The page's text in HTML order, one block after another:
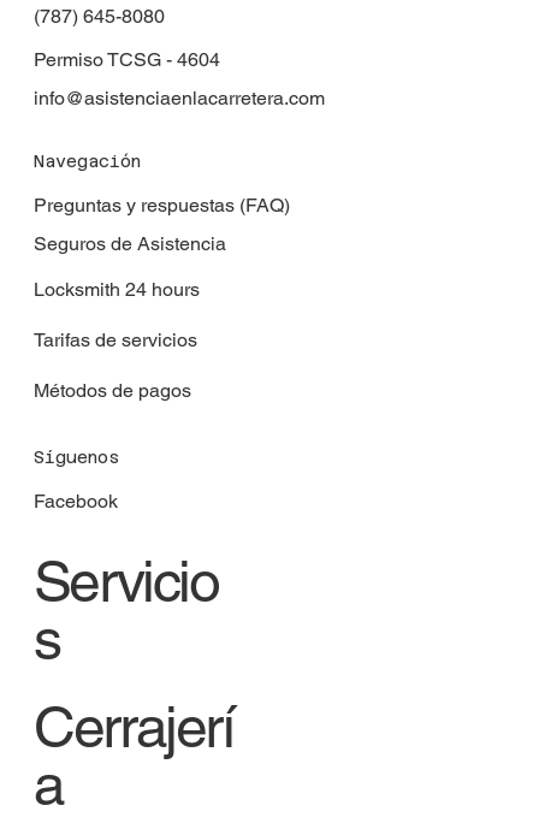
Permiso TCSG - 4604
(787) 645-8080
info@asistenciaenlacarretera.com
Navegación
Preguntas y respuestas (FAQ)
Seguros de Asistencia
Locksmith 24 hours
Tarifas de servicios
Métodos de pagos
Síguenos
Facebook
Servicio
s
Cerrajerí
a